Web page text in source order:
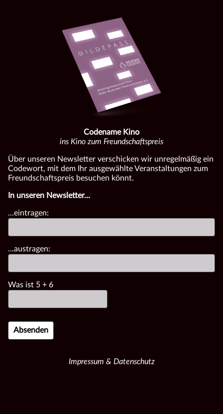
Codename Kino
ins Kino zum Freundschaftspreis
Über unseren Newsletter verschicken wir unregelmäßig ein
Codewort, mit dem Ihr ausgewählte Veranstaltungen zum
Freundschaftspreis besuchen könnt.
In unseren Newsletter...
...eintragen:
...austragen:
Was ist 5 + 6
Impressum & Datenschutz